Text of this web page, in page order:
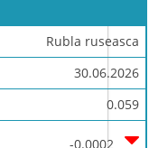
Rubla ruseasca
30.06.2026
0.059
-0.0002